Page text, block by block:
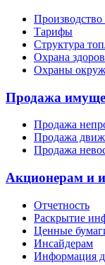
Производство
Тарифы
Структура
Охрана
Охраны
Продажа
Продажа
Продажа
Продажа
Акционерам и
Отчетность
Раскрытие
Ценные
Инсайдерам
Информация